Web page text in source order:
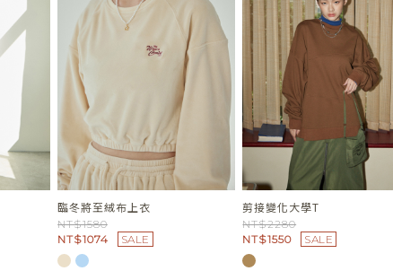
臨冬將至絨布上衣
NT$1580
NT$1074
SALE
剪接變化大學T
NT$2280
NT$1550
SALE